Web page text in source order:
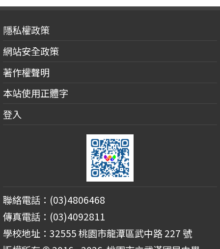
隱私權政策
網站安全政策
著作權聲明
本站使用正體字
登入
聯絡電話：(03)4806468
傳真電話：(03)4092811
學校地址：32555 桃園市龍潭區武中路 227 號